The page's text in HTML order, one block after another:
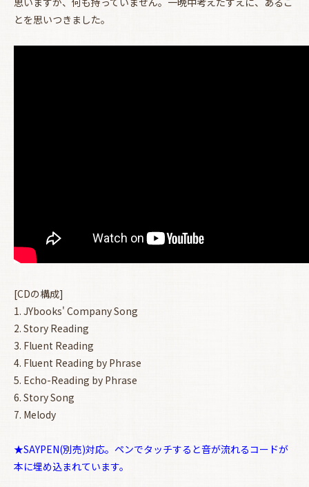
とを思いつきました。
[CDの構成]
1. JYbooks' Company Song
2. Story Reading
3. Fluent Reading
4. Fluent Reading by Phrase
5. Echo-Reading by Phrase
6. Story Song
7. Melody
★SAYPEN(別売)対応。ペンでタッチすると音が流れるコードが
本に埋め込まれています。